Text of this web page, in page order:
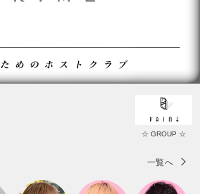
☆ GROUP ☆
一覧へ